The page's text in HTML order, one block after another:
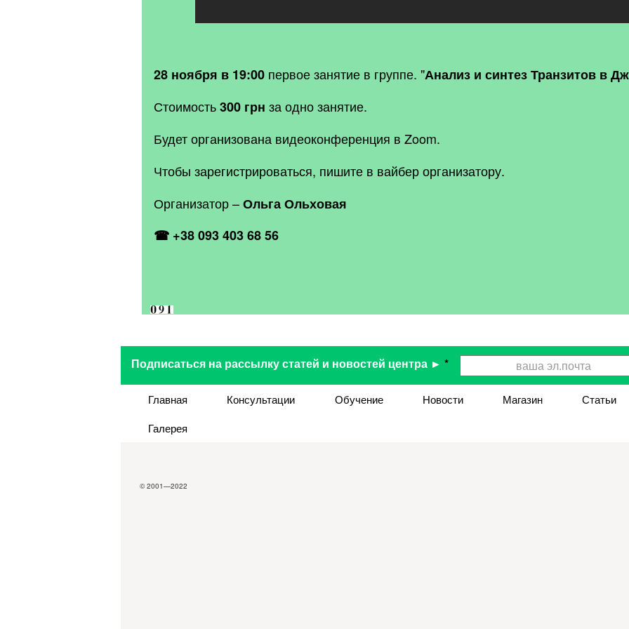
28 ноября в 19:00 первое занятие в группе. "Анализ и синтез Транзитов в
Стоимость300 грн за одно занятие.
Будет организована видеоконференция в Zoom.
Чтобы зарегистрироваться, пишите в вайбер организатору.
Организатор –Ольга Ольховая
☎ +38 093 403 68 56
Подписаться на рассылку статей и новостей центра ► *
Главная Консультации Обучение Новости Магазин Статьи
Галерея
© 2001—2022